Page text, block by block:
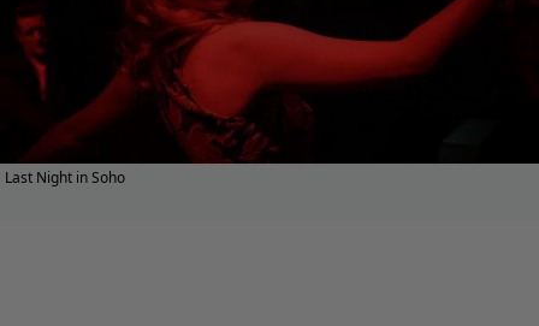
Last Night in Soho